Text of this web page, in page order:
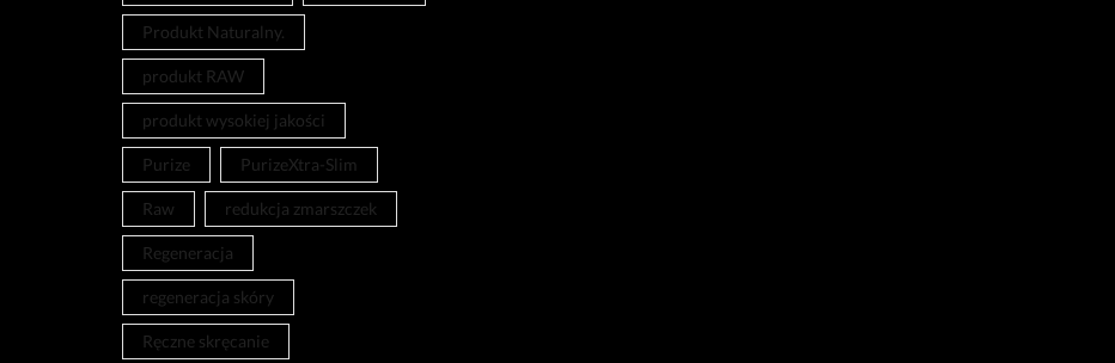
Produkt Naturalny.
produkt RAW
produkt wysokiej jakości
Purize PurizeXtra-Slim
Raw redukcja zmarszczek
Regeneracja
regeneracja skóry
Ręczne skręcanie